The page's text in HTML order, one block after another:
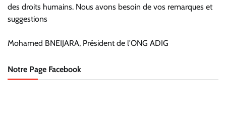
des droits humains. Nous avons besoin de vos remarques et
suggestions
Mohamed BNEIJARA, Président de l'ONG ADIG
Notre Page Facebook